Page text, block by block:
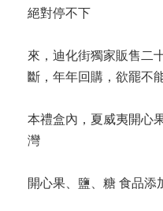
絕對停不下
來，迪化街獨家販售二
斷，年年回購，欲罷不
本禮盒內，夏威夷開心
灣
開心果、鹽、糖 食品添